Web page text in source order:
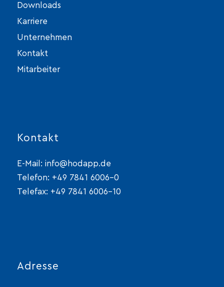
Downloads
Karriere
Unternehmen
Kontakt
Mitarbeiter
Kontakt
E-Mail: info@hodapp.de
Telefon: +49 7841 6006-0
Telefax: +49 7841 6006-10
Adresse